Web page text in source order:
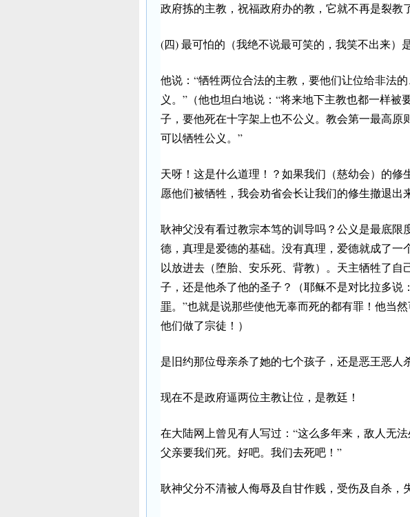
政府拣的主教，祝福政府办的教，它就不再是裂教
(四) 最可怕的（我绝不说最可笑的，我笑不出来）
他说：“牺牲两位合法的主教，要他们让位给非法
义。”（他也坦白地说：“将来地下主教也都一样被
子，要他死在十字架上也不公义。教会第一最高原
可以牺牲公义。”
天呀！这是什么道理！？如果我们（慈幼会）的修
愿他们被牺牲，我会劝省会长让我们的修生撤退出
耿神父没有看过教宗本笃的训导吗？公义是最底限
德，真理是爱德的基础。没有真理，爱德就成了一
以放进去（堕胎、安乐死、背教）。天主牺牲了自
子，还是他杀了他的圣子？（耶稣不是对比拉多说
罪。”也就是说那些使他无辜而死的都有罪！他当
他们做了宗徒！）
是旧约那位母亲杀了她的七个孩子，还是恶王恶人
现在不是政府逼两位主教让位，是教廷！
在大陆网上曾见有人写过：“这么多年来，敌人无
父亲要我们死。好吧。我们去死吧！”
耿神父分不清被人侮辱及自甘作贱，受伤及自杀，